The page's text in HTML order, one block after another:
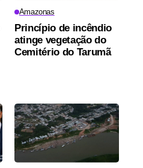
Amazonas
Princípio de incêndio
atinge vegetação do
Cemitério do Tarumã